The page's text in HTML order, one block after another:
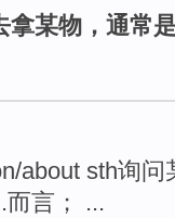
拿某物，通常
about sth询
而言； ...